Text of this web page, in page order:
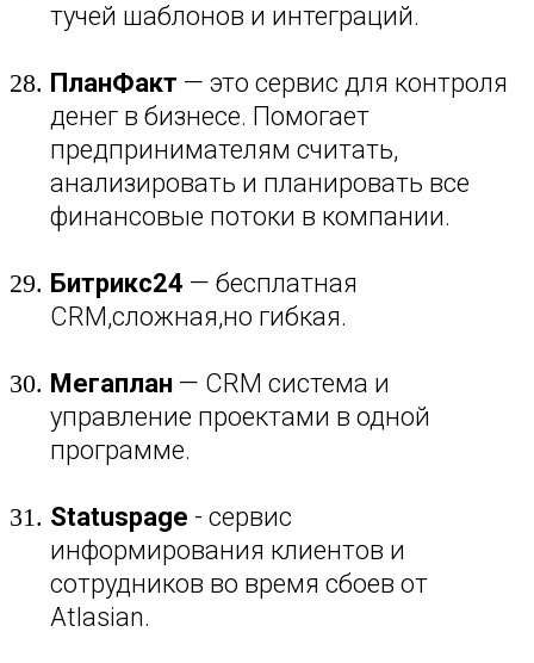
тучей шаблонов и интеграций.
ПланФакт — это сервис для контроля
денег в бизнесе. Помогает
предпринимателям считать,
анализировать и планировать все
финансовые потоки в компании.
Битрикс24 — бесплатная
CRM,сложная,но гибкая.
Мегаплан — CRM система и
управление проектами в одной
программе.
Statuspage - сервис
информирования клиентов и
сотрудников во время сбоев от
Atlasian.